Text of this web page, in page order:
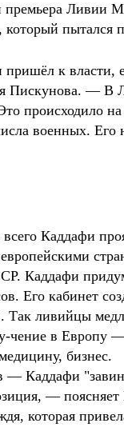
Ливии
который
к власти,
Пискунова. — В
происходило
военных.
Каддафи
Каддафи
Его кабинет
Так ливийцы
чение в Европу
бизнес.
— Каддафи
— поясняет
которая